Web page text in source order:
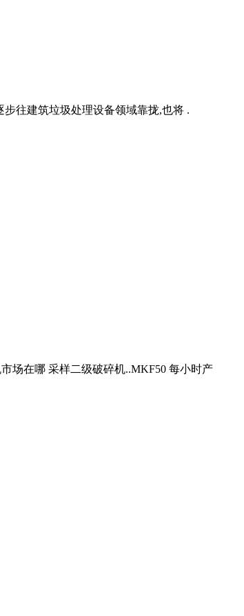
往建筑垃圾处理设备领域靠拢,也将 .
场在哪 采样二级破碎机..MKF50 每小时产